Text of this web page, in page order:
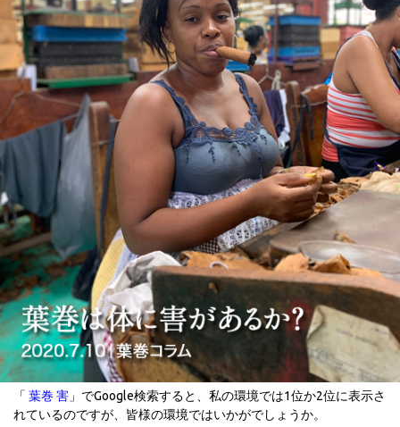
「 葉巻 害 」でGoogle検索すると、私の環境では1位か2位に表示さ
れているのですが、皆様の環境ではいかがでしょうか。